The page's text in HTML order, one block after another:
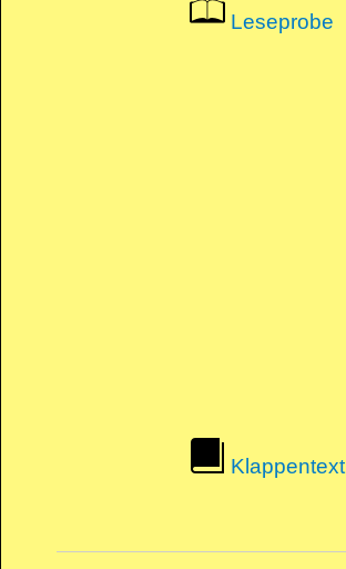
Leseprobe
Klappentext